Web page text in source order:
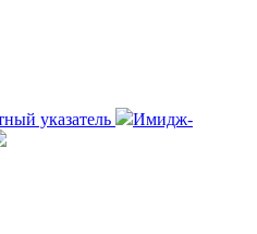
указатель
Имидж-